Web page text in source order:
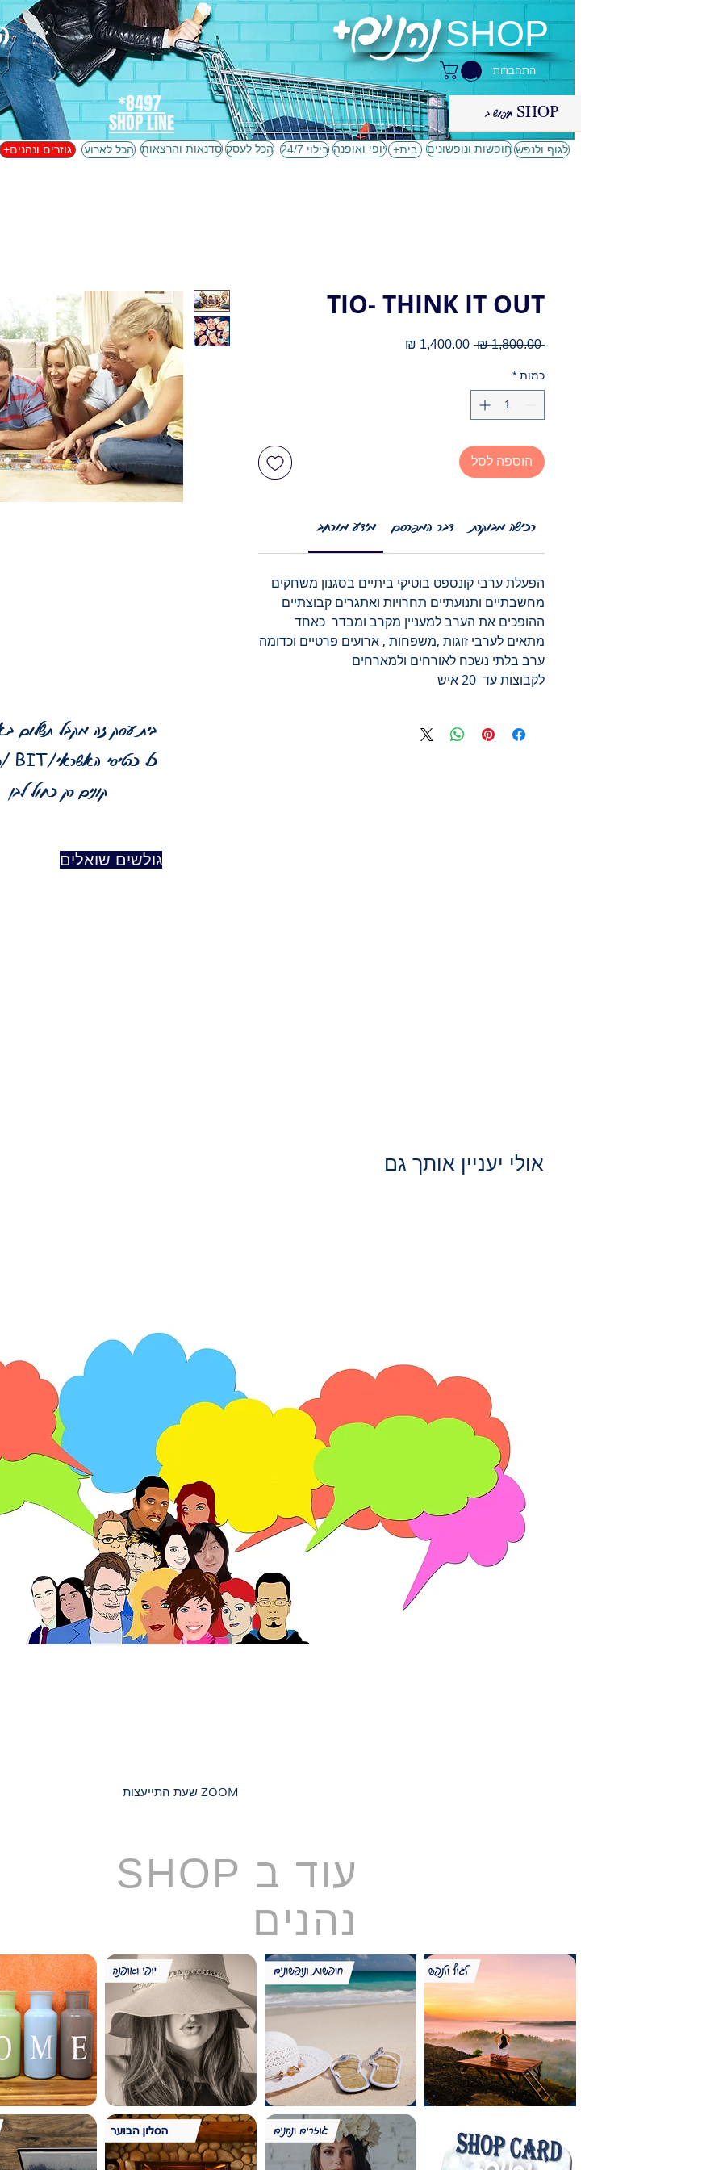
SHOP
+גוזרים ונהנים הכל לארוע סדנאות והרצאות הכל לעסק בילוי 24/7 יופי ואופנה +בית חופשות ונופשונים לגוף ולנפש
התחברות
8497*
SHOP LINE
TIO- THINK IT OUT
‏1,800.00 ‏₪
מחיר
כמות *
הוספה לסל
מידע מורחב דבר המפרסם רכישה מבוקרת
הפעלת ערבי קונספט בוטיקי ביתיים בסגנון משחקים
מחשבתיים ותנועתיים תחרויות ואתגרים קבוצתיים
ההופכים את הערב למעניין מקרב ומבדר כאחד
מתאים לערבי זוגות ,משפחות , ארועים פרטיים וכדומה
ערב בלתי נשכח לאורחים ולמארחים
לקבוצות עד 20 איש
בית עסק זה מקבל תשלום
קס/ BIT/כל כרטיסי האשראי
קונים רק כחול לבן
גולשים שואלים
אולי יעניין אותך גם
ZOOM שעת התייעצות
עוד ב SHOP
נהנים